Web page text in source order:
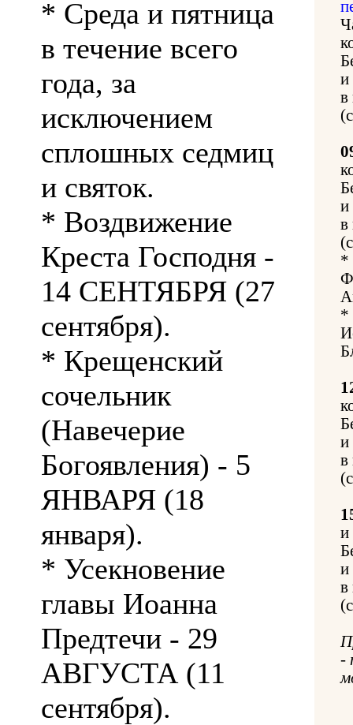
* Среда и пятница
в течение всего
года, за
исключением
сплошных седмиц
и святок.
* Воздвижение
Креста Господня -
14 СЕНТЯБРЯ (27
сентября).
* Крещенский
сочельник
(Навечерие
Богоявления) - 5
ЯНВАРЯ (18
января).
* Усекновение
главы Иоанна
Предтечи - 29
АВГУСТА (11
сентября).
и
в
и
в
*
*
и
в
и
и
в
-